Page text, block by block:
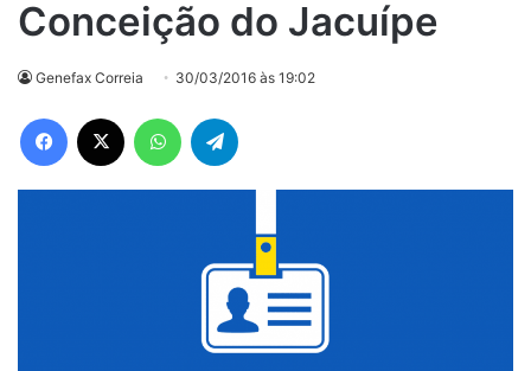
Conceição do Jacuípe
Genefax Correia 30/03/2016 às 19:02
Facebook WhatsApp